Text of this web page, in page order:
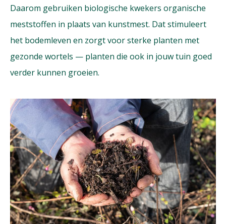
Daarom gebruiken biologische kwekers organische
meststoffen in plaats van kunstmest. Dat stimuleert
het bodemleven en zorgt voor sterke planten met
gezonde wortels — planten die ook in jouw tuin goed
verder kunnen groeien.